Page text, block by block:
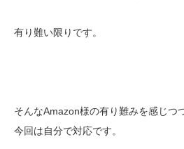
有り難い限りです。
そんなAmazon様の有り難みを感じつつ
今回は自分で対応です。